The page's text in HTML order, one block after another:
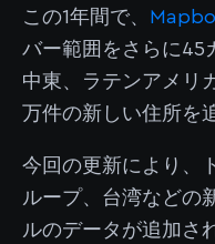
この1年間で、
バー範囲をさらに45
中東、ラテンアメリ
万件の新しい住所を
今回の更新により、
ループ、台湾などの
ルのデータが追加さ